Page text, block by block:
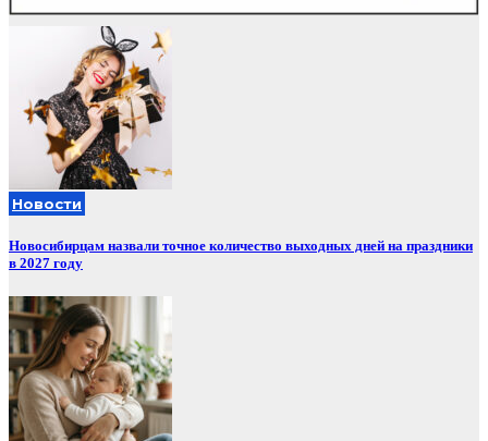
Новости
Новосибирцам назвали точное количество выходных дней на праздники
в 2027 году